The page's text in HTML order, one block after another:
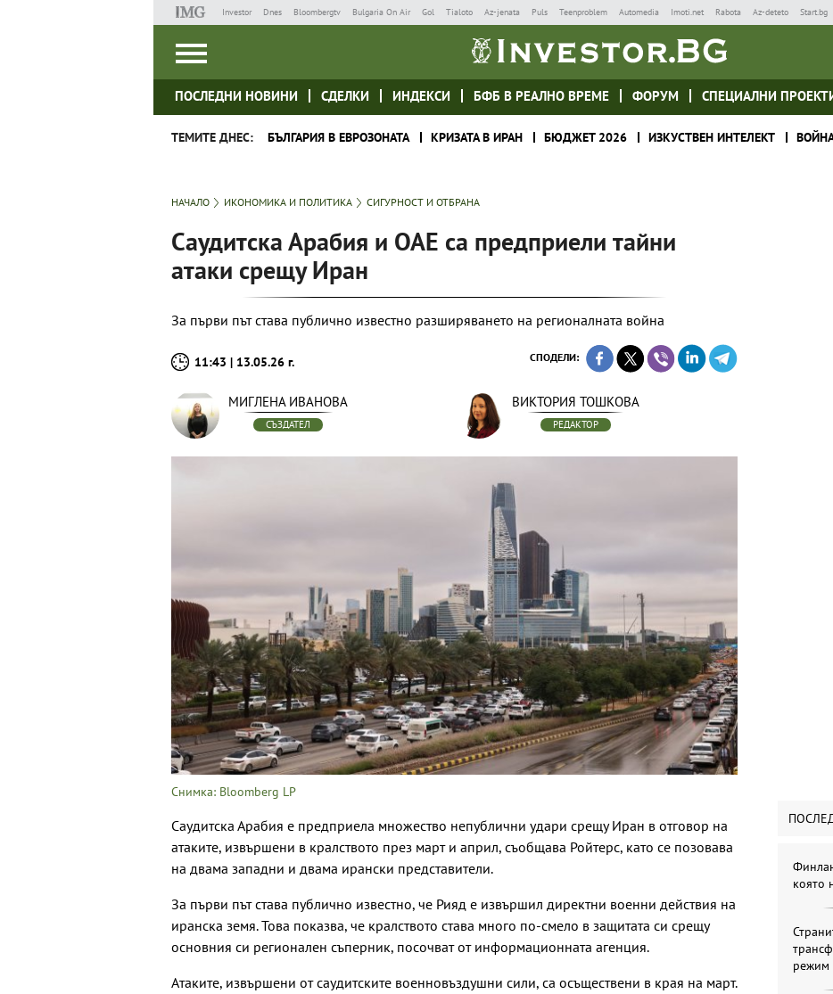
Investor Dnes Bloombergtv Bulgaria On Air Gol Tialoto Az-jenata Puls Teenproblem Automedia Imoti.net Rabota Az-deteto Start.bg
ПОСЛЕДНИ НОВИНИ СДЕЛКИ ИНДЕКСИ БФБ В РЕАЛНО ВРЕМЕ ФОРУМ СПЕЦИАЛНИ
ТЕМИТЕ ДНЕС: БЪЛГАРИЯ В ЕВРОЗОНАТА КРИЗАТА В ИРАН БЮДЖЕТ 2026 ИЗКУСТВЕН ИНТЕЛЕКТ
НАЧАЛО ИКОНОМИКА И ПОЛИТИКА СИГУРНОСТ И ОТБРАНА
Саудитска Арабия и ОАЕ са предприели тайни
атаки срещу Иран
За първи път става публично известно разширяването на регионалната война
11:43 | 13.05.26 г. СПОДЕЛИ:
МИГЛЕНА ИВАНОВА
СЪЗДАТЕЛ
ВИКТОРИЯ ТОШКОВА
РЕДАКТОР
Снимка: Bloomberg LP
Саудитска Арабия е предприела множество непублични удари срещу Иран в отговор на
атаките, извършени в кралството през март и април, съобщава Ройтерс, като се позовава
на двама западни и двама ирански представители.
За първи път става публично известно, че Рияд е извършил директни военни действия на
иранска земя. Това показва, че кралството става много по-смело в защитата си срещу
основния си регионален съперник, посочват от информационната агенция.
Атаките, извършени от саудитските военновъздушни сили, са осъществени в края на март.
която
режим